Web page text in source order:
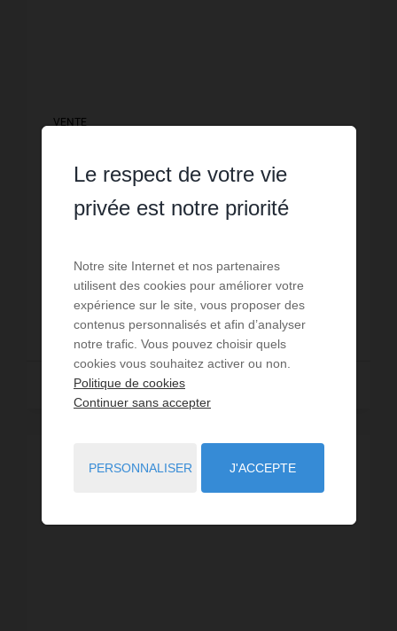
VENTE
chambres 1sde 101m² de surface
1 723m² de terrain 3 762,38 €prix / m²
No 4512: Villa plain-pied 4 faces de 101m2 sur grand
grande véranda attenante de 26m2, d'une ...
380 000 €
Le respect de votre vie
privée est notre priorité
Notre site Internet et nos partenaires
utilisent des cookies pour améliorer votre
expérience sur le site, vous proposer des
contenus personnalisés et afin d’analyser
notre trafic. Vous pouvez choisir quels
cookies vous souhaitez activer ou non.
Politique de cookies
Continuer sans accepter
PERSONNALISER J'ACCEPTE